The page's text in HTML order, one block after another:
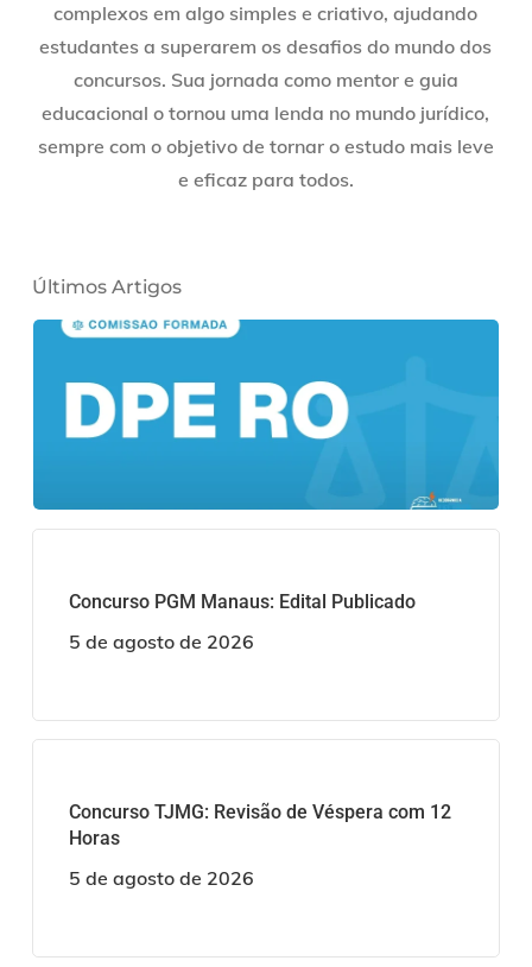
complexos em algo simples e criativo, ajudando
estudantes a superarem os desafios do mundo dos
concursos. Sua jornada como mentor e guia
educacional o tornou uma lenda no mundo jurídico,
sempre com o objetivo de tornar o estudo mais leve
e eficaz para todos.
Últimos Artigos
Concurso PGM Manaus: Edital Publicado
5 de agosto de 2026
Concurso TJMG: Revisão de Véspera com 12
Horas
5 de agosto de 2026